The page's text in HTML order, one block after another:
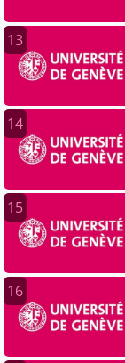
13
14
15
16